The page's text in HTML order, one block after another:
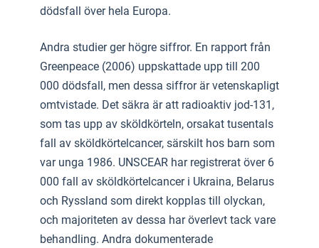
dödsfall över hela Europa.
Andra studier ger högre siffror. En rapport från
Greenpeace (2006) uppskattade upp till 200
000 dödsfall, men dessa siffror är vetenskapligt
omtvistade. Det säkra är att radioaktiv jod-131,
som tas upp av sköldkörteln, orsakat tusentals
fall av sköldkörtelcancer, särskilt hos barn som
var unga 1986. UNSCEAR har registrerat över 6
000 fall av sköldkörtelcancer i Ukraina, Belarus
och Ryssland som direkt kopplas till olyckan,
och majoriteten av dessa har överlevt tack vare
behandling. Andra dokumenterade